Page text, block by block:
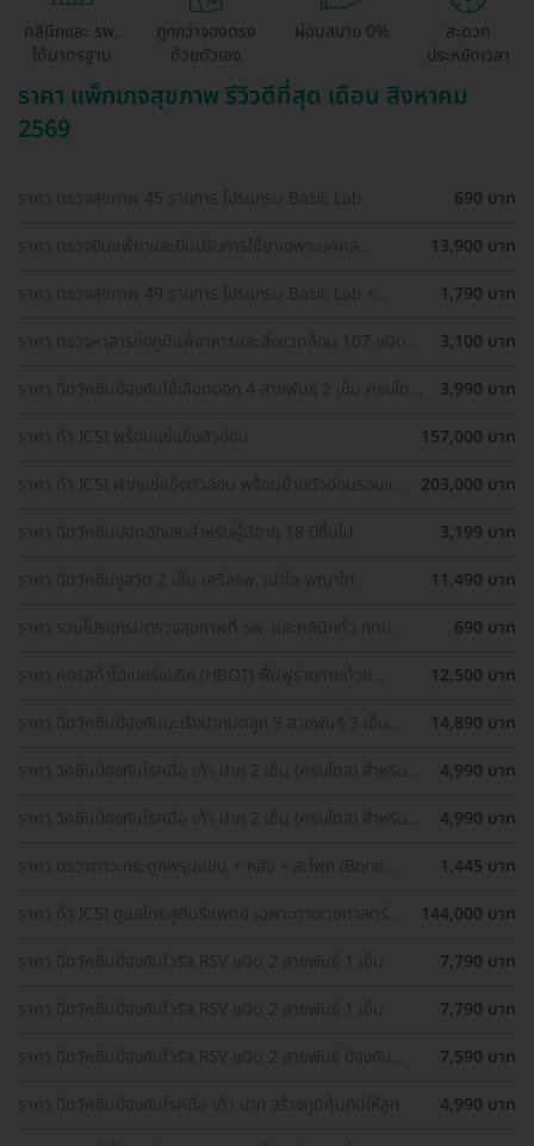
คลินิกและ รพ.
ได้มาตรฐาน
ถูกกว่าจองตรง
ด้วยตัวเอง
ผ่อนสบาย 0%
สะดวก
ประหยัดเวลา
ราคา แพ็กเกจสุขภาพ รีวิวดีที่สุด เดือน สิงหาคม
2569
ราคา ตรวจสุขภาพ 45 รายการ โปรแกรม Basic Lab
690 บาท
ราคา ตรวจยีนแพ้ยาและยีนปรับการใช้ยาเฉพาะบุคคล
13,900 บาท
ราคา ตรวจสุขภาพ 49 รายการ โปรแกรม Basic Lab +
1,790 บาท
ราคา ตรวจหาสารก่อภูมิแพ้อาหารและสิ่งแวดล้อม 107 ชนิด
3,100 บาท
ราคา ฉีดวัคซีนป้องกันไข้เลือดออก 4 สายพันธุ์ 2 เข็ม ครบโดส
3,990 บาท
ราคา ทำ ICSI พร้อมแช่แข็งตัวอ่อน
157,000 บาท
ราคา ทำ ICSI ฝากแช่แข็งตัวอ่อน พร้อมย้ายตัวอ่อนรอบแช่
203,000 บาท
ราคา ฉีดวัคซีนปอดอักเสบสำหรับผู้มีอายุ 18 ปีขึ้นไป
3,199 บาท
ราคา ฉีดวัคซีนงูสวัด 2 เข็ม เครือรพ. เปาโล-พญาไท
11,490 บาท
ราคา รวมโปรแกรมตรวจสุขภาพที่ รพ. และคลินิกทั่ว กทม.
690 บาท
ราคา คอร์สทำไฮเปอร์แบริก (HBOT) ฟื้นฟูร่างกายด้วย
12,500 บาท
ราคา ฉีดวัคซีนป้องกันมะเร็งปากมดลูก 9 สายพันธุ์ 3 เข็ม
14,890 บาท
ราคา วัคซีนป้องกันโรคมือ เท้า ปาก 2 เข็ม (ครบโดส) สำหรับ
4,990 บาท
ราคา วัคซีนป้องกันโรคมือ เท้า ปาก 2 เข็ม (ครบโดส) สำหรับ
4,990 บาท
ราคา ตรวจภาวะกระดูกพรุนแขน + หลัง + สะโพก (Bone
1,445 บาท
ราคา ทำ ICSI ดูแลโดยสูตินรีแพทย์ เฉพาะทางเวชศาสตร์
144,000 บาท
ราคา ฉีดวัคซีนป้องกันไวรัส RSV ชนิด 2 สายพันธ์ุ 1 เข็ม
7,790 บาท
ราคา ฉีดวัคซีนป้องกันไวรัส RSV ชนิด 2 สายพันธ์ุ 1 เข็ม
7,790 บาท
ราคา ฉีดวัคซีนป้องกันไวรัส RSV ชนิด 2 สายพันธ์ุ ป้องกัน
7,590 บาท
ราคา ฉีดวัคซีนป้องกันโรคมือ เท้า ปาก สร้างภูมิคุ้มกันให้ลูก
4,990 บาท